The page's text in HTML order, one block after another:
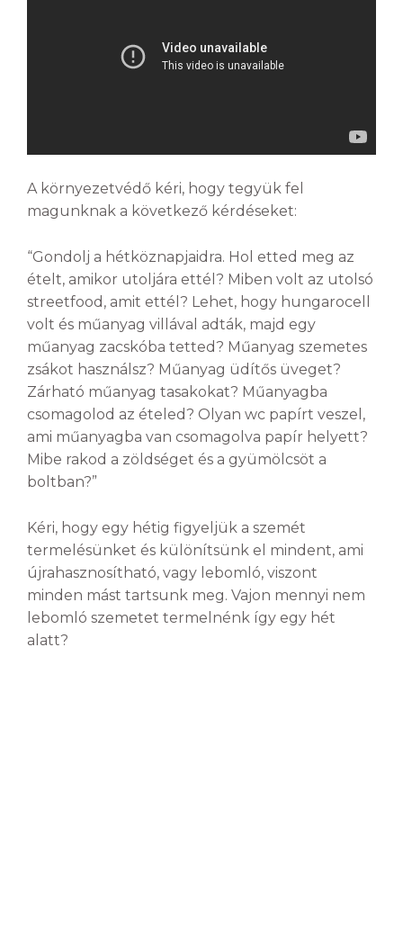
A környezetvédő kéri, hogy tegyük fel
magunknak a következő kérdéseket:
“Gondolj a hétköznapjaidra. Hol etted meg az
ételt, amikor utoljára ettél? Miben volt az utolsó
streetfood, amit ettél? Lehet, hogy hungarocell
volt és műanyag villával adták, majd egy
műanyag zacskóba tetted? Műanyag szemetes
zsákot használsz? Műanyag üdítős üveget?
Zárható műanyag tasakokat? Műanyagba
csomagolod az ételed? Olyan wc papírt veszel,
ami műanyagba van csomagolva papír helyett?
Mibe rakod a zöldséget és a gyümölcsöt a
boltban?”
Kéri, hogy egy hétig figyeljük a szemét
termelésünket és különítsünk el mindent, ami
újrahasznosítható, vagy lebomló, viszont
minden mást tartsunk meg. Vajon mennyi nem
lebomló szemetet termelnénk így egy hét
alatt?